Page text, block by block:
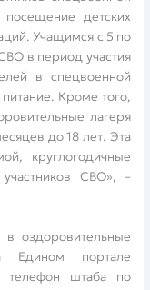
детских
Учащимся с 5 по
в период участия
в спецвоенной
Кроме того,
лагеря
до 18 лет. Эта
круглогодичные
СВО», –
оздоровительные
Едином портале
телефон штаба по